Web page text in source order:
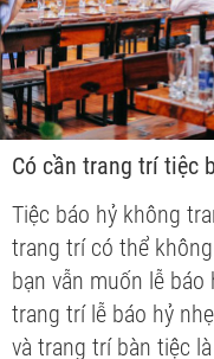
Có cần trang trí tiệc
Tiệc báo hỷ không
trang trí có thể
bạn vẫn muốn lễ
trang trí lễ báo hỷ
và trang trí bàn tiệc